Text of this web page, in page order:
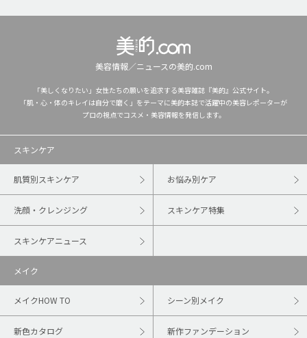
美容情報／ニュースの美的.com
「美しくなりたい」女性たちの願いを追求する美容雑誌『美的』公式サイト。
「肌・心・体のキレイは自分で磨く」をテーマに美的本誌で活躍中の美容レポーターが
プロの視点でコスメ・美容情報を発信します。
スキンケア
肌質別スキンケア お悩み別ケア
洗顔・クレンジング スキンケア特集
スキンケアニュース
メイク
メイクHOW TO シーン別メイク
新色カタログ 新作ファンデーション